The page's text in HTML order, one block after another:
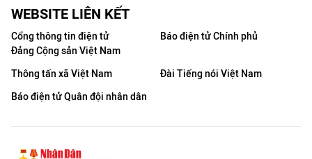
WEBSITE LIÊN KẾT
Cổng thông tin điện tử
Đảng Cộng sản Việt Nam
Báo điện tử Chính phủ
Thông tấn xã Việt Nam
Đài Tiếng nói Việt Nam
Báo điện tử Quân đội nhân dân